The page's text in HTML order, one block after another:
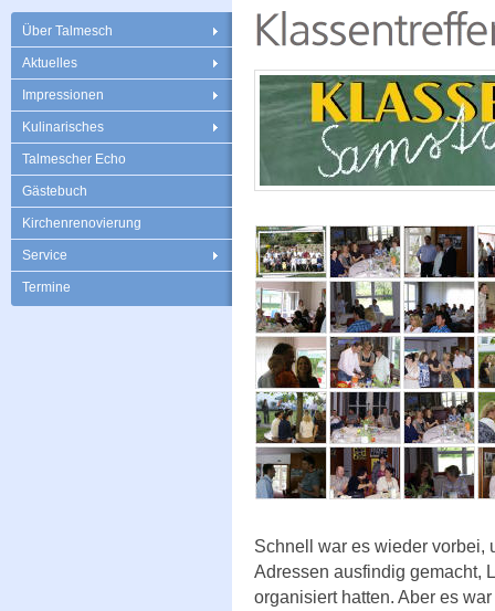
Über Talmesch
Aktuelles
Impressionen
Kulinarisches
Talmescher Echo
Gästebuch
Kirchenrenovierung
Service
Termine
Schnell war es wieder vorbei,
Adressen ausfindig gemacht,
organisiert hatten. Aber es